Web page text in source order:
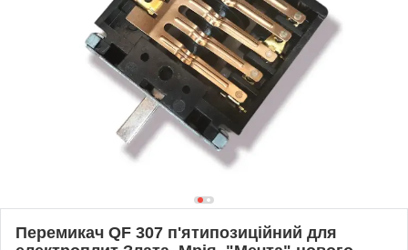
Перемикач QF 307 п'ятипозиційний для